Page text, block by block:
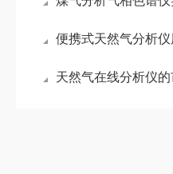
便携式天然气分析仪用于现场快速
天然气在线分析仪的市场